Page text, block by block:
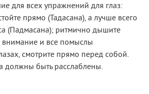
для всех упражнений для глаз:
прямо (Тадасана), а лучше всего
(Падмасана); ритмично дышите
и все помыслы
смотрите прямо перед собой.
быть расслаблены.